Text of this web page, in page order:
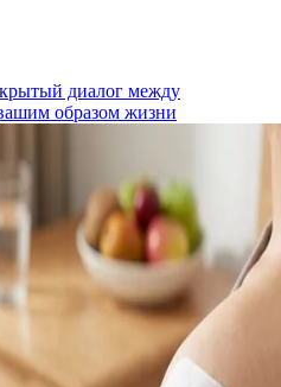
диалог между
образом жизни